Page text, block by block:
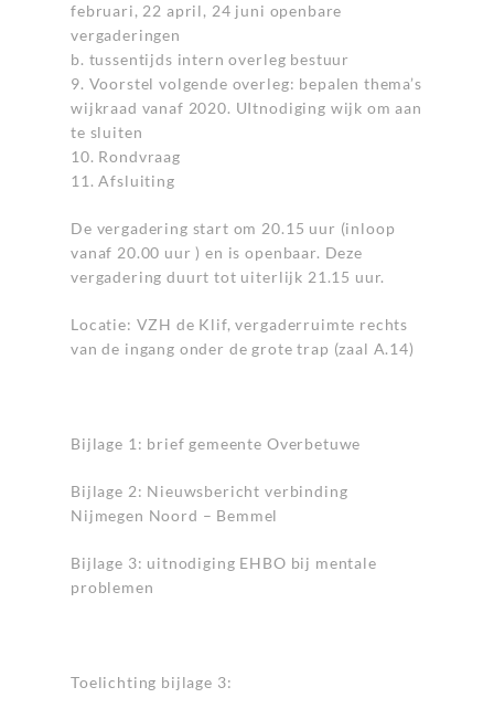
februari, 22 april, 24 juni openbare
vergaderingen
b. tussentijds intern overleg bestuur
9. Voorstel volgende overleg: bepalen thema’s
wijkraad vanaf 2020. UItnodiging wijk om aan
te sluiten
10. Rondvraag
11. Afsluiting
De vergadering start om 20.15 uur (inloop
vanaf 20.00 uur ) en is openbaar. Deze
vergadering duurt tot uiterlijk 21.15 uur.
Locatie: VZH de Klif, vergaderruimte rechts
van de ingang onder de grote trap (zaal A.14)
Bijlage 1: brief gemeente Overbetuwe
Bijlage 2: Nieuwsbericht verbinding
Nijmegen Noord – Bemmel
Bijlage 3: uitnodiging EHBO bij mentale
problemen
Toelichting bijlage 3: